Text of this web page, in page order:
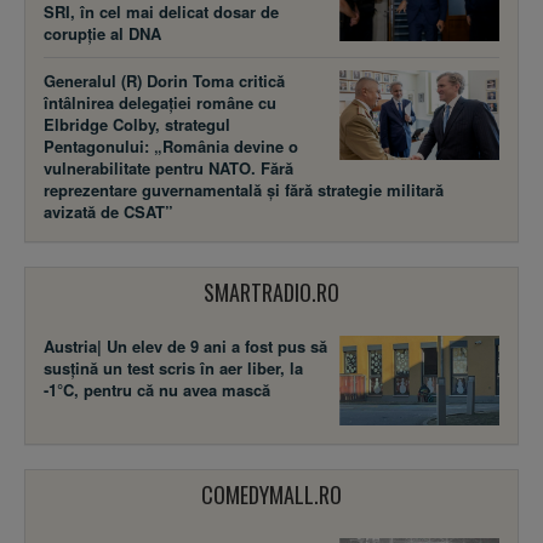
SRI, în cel mai delicat dosar de
corupție al DNA
Generalul (R) Dorin Toma critică
întâlnirea delegației române cu
Elbridge Colby, strategul
Pentagonului: „România devine o
vulnerabilitate pentru NATO. Fără
reprezentare guvernamentală și fără strategie militară
avizată de CSAT”
SMARTRADIO.RO
Austria| Un elev de 9 ani a fost pus să
susţină un test scris în aer liber, la
-1°C, pentru că nu avea mască
COMEDYMALL.RO